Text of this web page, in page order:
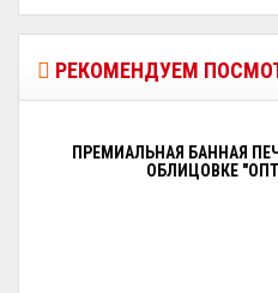
РЕКОМЕНДУЕМ
ПРЕМИАЛЬНАЯ БАННАЯ
ОБЛИЦОВКЕ